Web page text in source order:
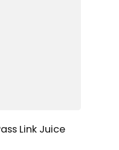
Link Juice